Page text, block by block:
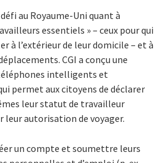
au Royaume-Uni quant à
essentiels » – ceux pour qui
à l’extérieur de leur domicile – et à
CGI a conçu une
intelligents et
permet aux citoyens de déclarer
leur statut de travailleur
leur autorisation de voyager.
un compte et soumettre leurs